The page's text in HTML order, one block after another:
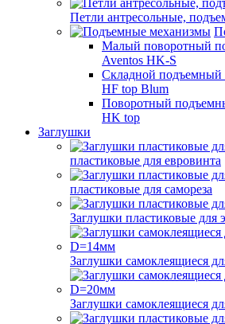
Петли антресольные,
Малый поворотный
Aventos HK-S
Складной
HF top Blum
Поворотный
HK top
Заглушки
пластиковые для евровинта
пластиковые для самореза
Заглушки пластиковые для
Заглушки самоклеящиеся
Заглушки самоклеящиеся